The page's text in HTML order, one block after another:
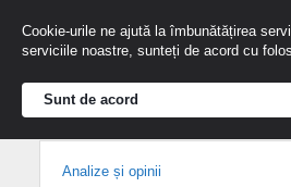
Analize și opinii
Cookie-urile ne ajută la îmbunătățirea
serviciile noastre, sunteți de acord cu
Sunt de acord